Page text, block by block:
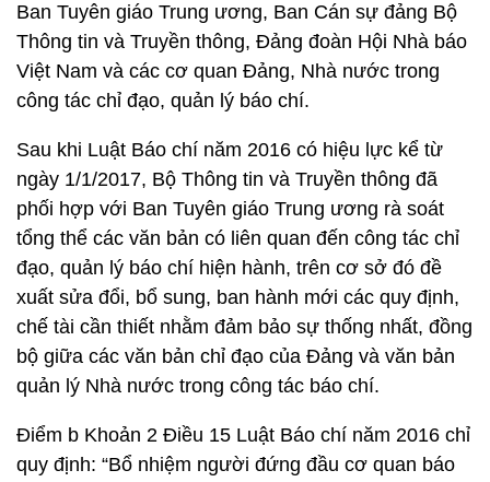
Ban Tuyên giáo Trung ương, Ban Cán sự đảng Bộ
Thông tin và Truyền thông, Đảng đoàn Hội Nhà báo
Việt Nam và các cơ quan Đảng, Nhà nước trong
công tác chỉ đạo, quản lý báo chí.
Sau khi Luật Báo chí năm 2016 có hiệu lực kể từ
ngày 1/1/2017, Bộ Thông tin và Truyền thông đã
phối hợp với Ban Tuyên giáo Trung ương rà soát
tổng thể các văn bản có liên quan đến công tác chỉ
đạo, quản lý báo chí hiện hành, trên cơ sở đó đề
xuất sửa đổi, bổ sung, ban hành mới các quy định,
chế tài cần thiết nhằm đảm bảo sự thống nhất, đồng
bộ giữa các văn bản chỉ đạo của Đảng và văn bản
quản lý Nhà nước trong công tác báo chí.
Điểm b Khoản 2 Điều 15 Luật Báo chí năm 2016 chỉ
quy định: “Bổ nhiệm người đứng đầu cơ quan báo